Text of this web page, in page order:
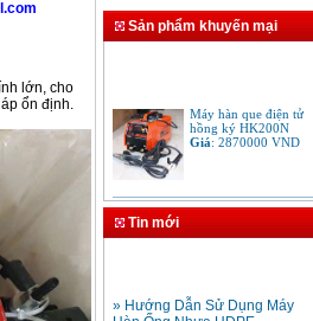
lớn, cho
ổn định.
Sản phẩm khuyến mại
hồng ký HK200N
Giá: 2870000VND
Tay cắt mỏ cắt đèn cắt
gió đá oxy gas
Giá:650000VND
Tin mới
Hàn Ống Nhựa HDPE